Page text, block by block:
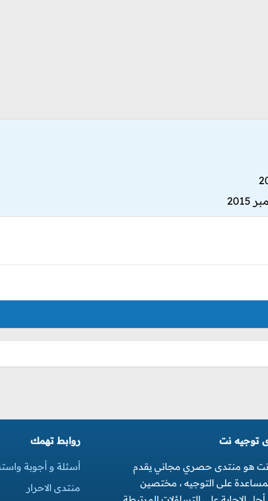
توجيه نت
نت هو منتدى حصري مجاني يقدم
على التوجيه ، مختصين
روابط تهمك
أسئلة و أجوبة
منتدى الاحرار